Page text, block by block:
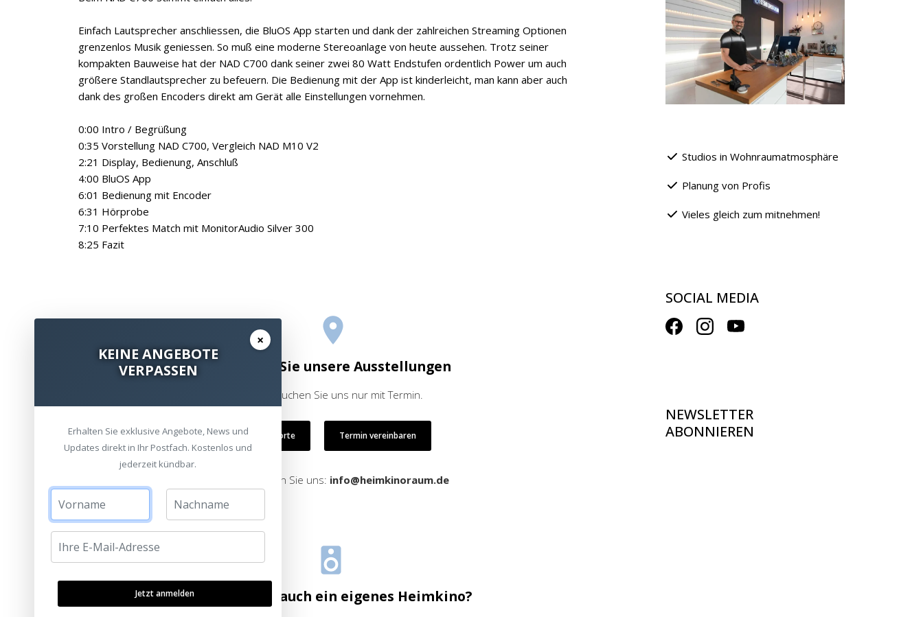
Einfach Lautsprecher anschliessen, die BluOS App starten und dank der zahlreichen Streaming Optionen
grenzenlos Musik geniessen. So muß eine moderne Stereoanlage von heute aussehen. Trotz seiner
kompakten Bauweise hat der NAD C700 dank seiner zwei 80 Watt Endstufen ordentlich Power um auch
größere Standlautsprecher zu befeuern. Die Bedienung mit der App ist kinderleicht, man kann aber auch
dank des großen Encoders direkt am Gerät alle Einstellungen vornehmen.
0:00 Intro / Begrüßung
0:35 Vorstellung NAD C700, Vergleich NAD M10 V2
2:21 Display, Bedienung, Anschluß
4:00 BluOS App
6:01 Bedienung mit Encoder
6:31 Hörprobe
7:10 Perfektes Match mit MonitorAudio Silver 300
8:25 Fazit
Besuchen Sie unsere Ausstellungen
Bitte besuchen Sie uns nur mit Termin.
Alle Standorte Termin vereinbaren
oder schreiben Sie uns: info@heimkinoraum.de
Sie möchten auch ein eigenes Heimkino?
Studios in Wohnraumatmosphäre
Planung von Profis
Vieles gleich zum mitnehmen!
SOCIAL MEDIA
NEWSLETTER
ABONNIEREN
×
KEINE ANGEBOTE
VERPASSEN
Erhalten Sie exklusive Angebote, News und
Updates direkt in Ihr Postfach. Kostenlos und
jederzeit kündbar.
Jetzt anmelden